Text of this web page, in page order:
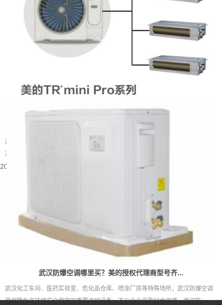
武汉别墅装什么中央空调好
武汉属于夏热冬冷的地域，夏季闷热酷暑，梅雨季湿度居高不下，冬季又伴随湿
冷的体感。别墅户型大多层数多、房间数量多，还常会带有地下室、挑空客...
2026-08-05 15:55:48
武汉防爆空调哪里买？美的授权代理商型号齐...
武汉化工车间、医药实验室、危化品仓库、喷涂厂房等特殊场所，武汉防爆空调
是保障生产环境安全稳定的重要温控设备。不少企业采购时会困惑，武汉防...